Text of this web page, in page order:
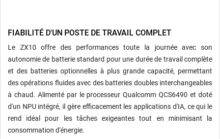
FIABILITÉ D'UN POSTE DE TRAVAIL COMPLET
Le ZX10 offre des performances toute la journée avec son
autonomie de batterie standard pour une durée de travail complète
et des batteries optionnelles à plus grande capacité, permettant
des opérations fluides avec des batteries doubles interchangeables
à chaud. Alimenté par le processeur Qualcomm QCS6490 et doté
d'un NPU intégré, il gère efficacement les applications d'IA, ce qui le
rend idéal pour les tâches exigeantes tout en minimisant la
consommation d'énergie.